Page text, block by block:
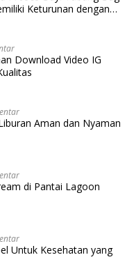
Keturunan dengan
Download Video IG
Aman dan Nyaman
di Pantai Lagoon
Untuk Kesehatan yang